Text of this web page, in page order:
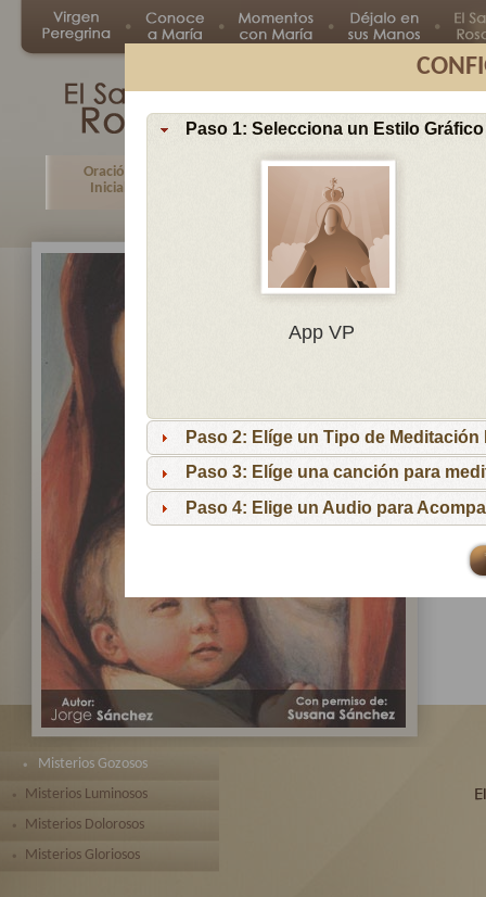
Paso 1: Selecciona un Estilo Gráfico
App VP
Paso 2: Elíge un Tipo de Meditación
Paso 3: Elíge una canción para
Paso 4: Elige un Audio para
Oración
Inicial
Misterio
Misterios Gozosos
Misterios Luminosos
Misterios Dolorosos
Misterios Gloriosos